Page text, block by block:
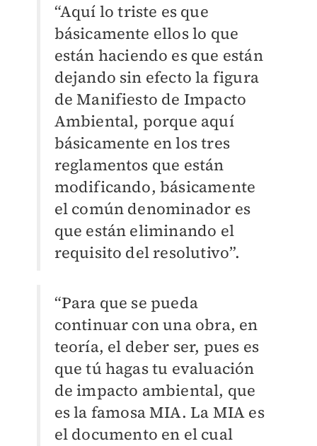
“Aquí lo triste es que
básicamente ellos lo que
están haciendo es que están
dejando sin efecto la figura
de Manifiesto de Impacto
Ambiental, porque aquí
básicamente en los tres
reglamentos que están
modificando, básicamente
el común denominador es
que están eliminando el
requisito del resolutivo”.
“Para que se pueda
continuar con una obra, en
teoría, el deber ser, pues es
que tú hagas tu evaluación
de impacto ambiental, que
es la famosa MIA. La MIA es
el documento en el cual